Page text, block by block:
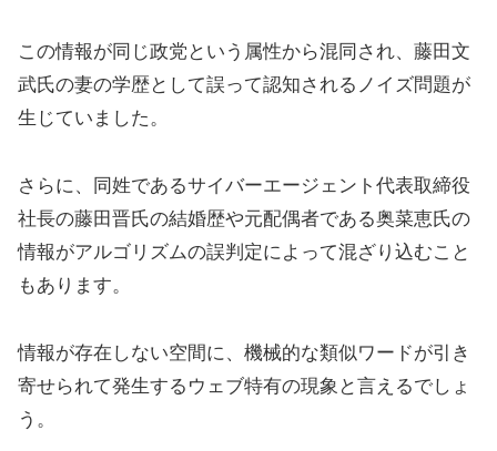
この情報が同じ政党という属性から混同され、藤田文
武氏の妻の学歴として誤って認知されるノイズ問題が
生じていました。
さらに、同姓であるサイバーエージェント代表取締役
社長の藤田晋氏の結婚歴や元配偶者である奥菜恵氏の
情報がアルゴリズムの誤判定によって混ざり込むこと
もあります。
情報が存在しない空間に、機械的な類似ワードが引き
寄せられて発生するウェブ特有の現象と言えるでしょ
う。